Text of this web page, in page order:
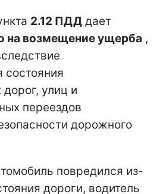
2.12 ПДД дает
на возмещение ущерба ,
состояния
улиц и
переездов
дорожного
повредился из-
дороги, водитель